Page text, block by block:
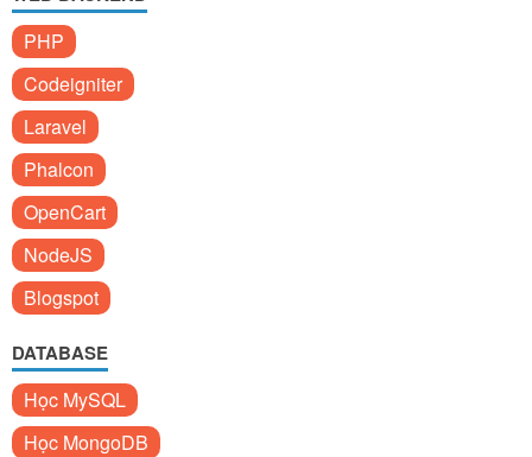
PHP
Codeigniter
Laravel
Phalcon
OpenCart
NodeJS
Blogspot
DATABASE
Học MySQL
Học MongoDB